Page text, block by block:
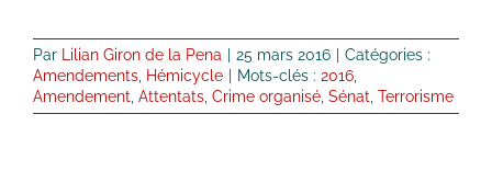
Par Lilian Giron de la Pena 25 mars 2016
Catégories :
Amendements Hémicycle Mots-clés : 2016
Amendement Attentats Crime organisé Sénat Terrorisme